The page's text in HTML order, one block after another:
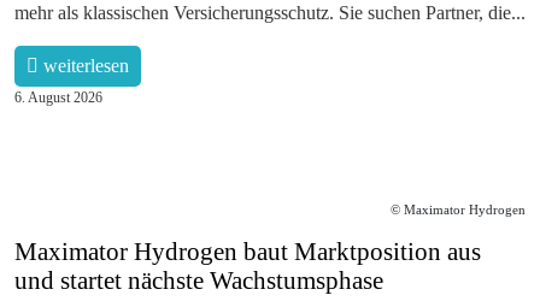
mehr als klassischen Versicherungsschutz. Sie suchen Partner, die...
weiterlesen
6. August 2026
© Maximator Hydrogen
Maximator Hydrogen baut Marktposition aus
und startet nächste Wachstumsphase